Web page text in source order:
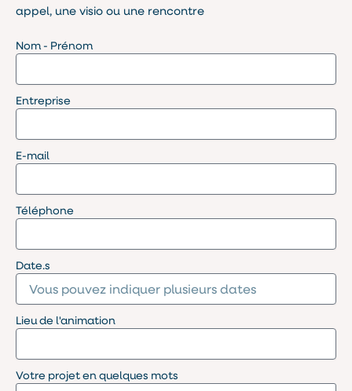
appel, une visio ou une rencontre
Nom - Prénom
Entreprise
E-mail
Téléphone
Date.s
Lieu de l'animation
Votre projet en quelques mots